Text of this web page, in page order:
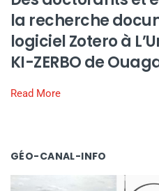
la recherche
logiciel Zotero à
KI-ZERBO de
Read More
GÉO-CANAL-INFO